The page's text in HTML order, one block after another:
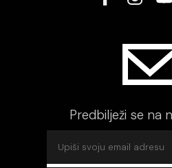
Predbilježi se na